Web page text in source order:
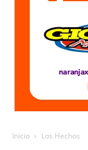
Inicio Los Hechos